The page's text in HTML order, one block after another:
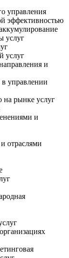
управления
эффективностью
услуг
услуг
и
управлении
на рынке услуг
и
отраслями